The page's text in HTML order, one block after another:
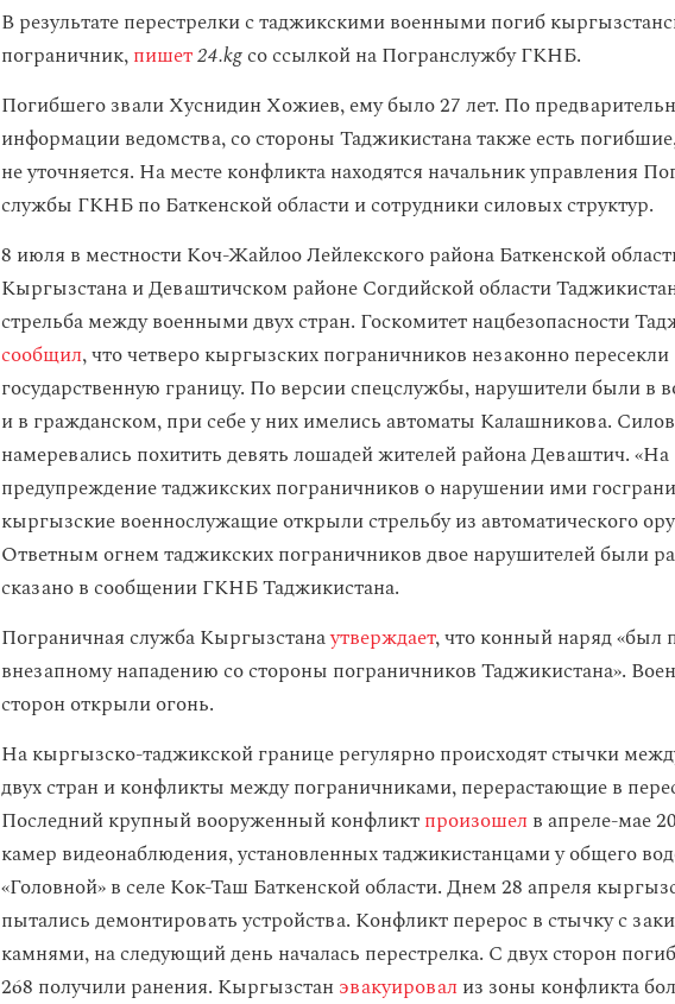
В результате перестрелки с таджикскими военными погиб
пограничник,пишет24.kgсо ссылкой на Погранслужбу ГКНБ.
Погибшего звали Хуснидин Хожиев, ему было 27 лет. По
информации ведомства, со стороны Таджикистана также есть
не уточняется. На месте конфликта находятся начальник управления
службы ГКНБ по Баткенской области и сотрудники силовых структур.
8 июля в местности Коч-Жайлоо Лейлекского района Баткенской
Кыргызстана и Деваштичском районе Согдийской области
стрельба между военными двух стран. Госкомитет нацбезопасности
сообщил, что четверо кыргызских пограничников незаконно пересекли
государственную границу. По версии спецслужбы, нарушители были в
и в гражданском, при себе у них имелись автоматы Калашникова.
намеревались похитить девять лошадей жителей района Деваштич. «На
предупреждение таджикских пограничников о нарушении ими
кыргызские военнослужащие открыли стрельбу из автоматического
Ответным огнем таджикских пограничников двое нарушителей были
сказано в сообщении ГКНБ Таджикистана.
Пограничная служба Кыргызстанаутверждает, что конный наряд «был
внезапному нападению со стороны пограничников Таджикистана».
сторон открыли огонь.
На кыргызско-таджикской границе регулярно происходят стычки
двух стран и конфликты между пограничниками, перерастающие в
Последний крупный вооруженный конфликтпроизошел в апреле-мае
камер видеонаблюдения, установленных таджикистанцами у общего
«Головной» в селе Кок-Таш Баткенской области. Днем 28 апреля
пытались демонтировать устройства. Конфликт перерос в стычку с
камнями, на следующий день началась перестрелка. С двух сторон
268 получили ранения. Кыргызстан эвакуировал из зоны конфликта